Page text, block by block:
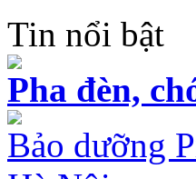
Tin nổi bật
Pha đèn,
Bảo dưỡng